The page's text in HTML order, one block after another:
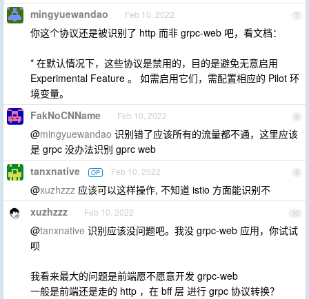
7
mingyuewandao Feb 10, 2022
你这个协议还是被识别了 http 而非 grpc-web 吧，看文档：
* 在默认情况下，这些协议是禁用的，目的是避免无意启用
Experimental Feature 。 如需启用它们，需配置相应的 Pilot 环
境变量。
8
FakNoCNName Feb 10, 2022
@mingyuewandao 识别错了应该所有的流量都不通，这里应该
是 grpc 没办法识别 gprc web
9
tanxnative OP Feb 10, 2022
@xuzhzzz 应该可以这样操作, 不知道 istio 方面能识别不
10
xuzhzzz Feb 10, 2022
@tanxnative 识别应该没问题吧。我没 grpc-web 应用，你试试
呗
我看来最大的问题是前端愿不愿意开发 grpc-web
一般是前端还是走的 http ，在 bff 层 进行 grpc 协议转换？